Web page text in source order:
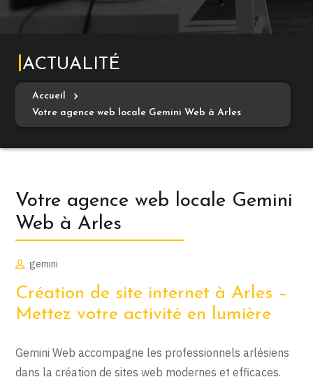
ACTUALITÉ
Accueil
Votre agence web locale Gemini Web à Arles
Votre agence web locale Gemini
Web à Arles
gemini
Création de site internet à Arles –
Mettez votre activité en lumière
Gemini Web accompagne les professionnels arlésiens
dans la création de sites web modernes et efficaces.